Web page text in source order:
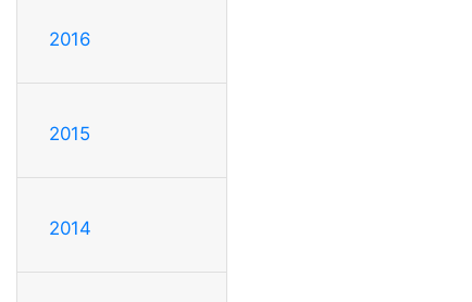
2016
2015
2014